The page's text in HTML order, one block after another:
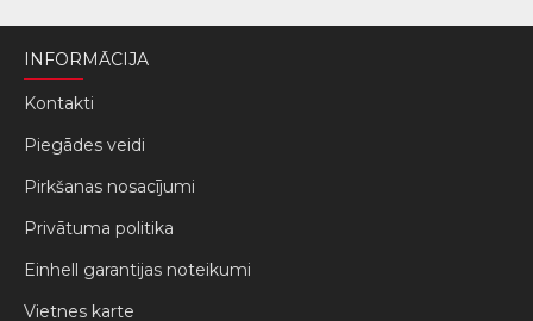
INFORMĀCIJA
Kontakti
Piegādes veidi
Pirkšanas nosacījumi
Privātuma politika
Einhell garantijas noteikumi
Vietnes karte